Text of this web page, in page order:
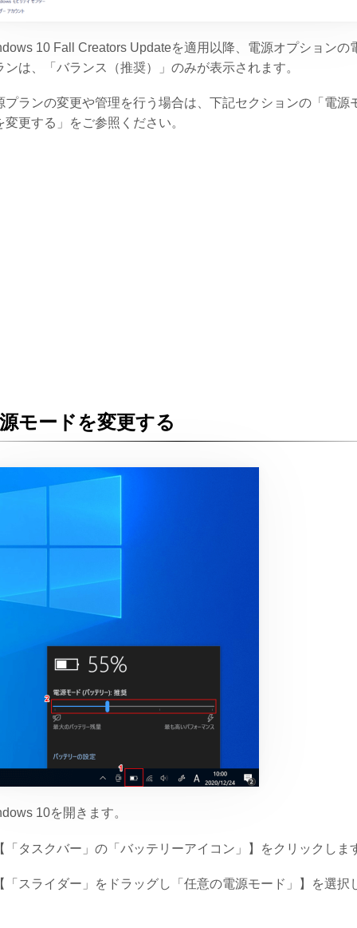
10 Fall Creators Updateを適用以降、電源オプションの
ンは、「バランス（推奨）」のみが表示されます。
プランの変更や管理を行う場合は、下記セクションの「電源
変更する」をご参照ください。
モードを変更する
10を開きます。
タスクバー」の「バッテリーアイコン」】をクリックしま
スライダー」をドラッグし「任意の電源モード」】を選択